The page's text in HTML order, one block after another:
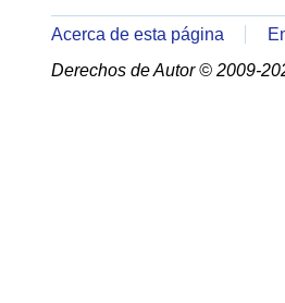
Acerca de esta página
Derechos de Autor © 2009-